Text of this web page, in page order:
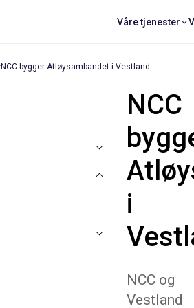
Våre tjenester
NCC bygger Atløysambandet i Vestland
NCC
i
NCC og
Vestland